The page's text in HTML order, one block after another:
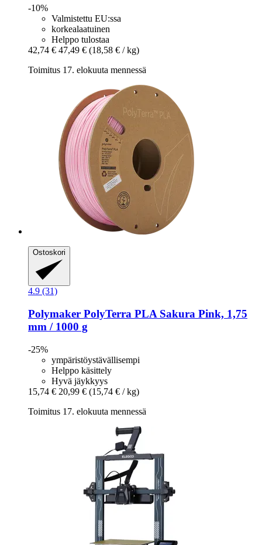
-10%
Valmistettu EU:ssa
korkealaatuinen
Helppo tulostaa
42,74 € 47,49 € (18,58 € / kg)
Toimitus 17. elokuuta mennessä
Ostoskori
4.9 (31)
Polymaker PolyTerra PLA Sakura Pink, 1,75
mm / 1000 g
-25%
ympäristöystävällisempi
Helppo käsittely
Hyvä jäykkyys
15,74 € 20,99 € (15,74 € / kg)
Toimitus 17. elokuuta mennessä